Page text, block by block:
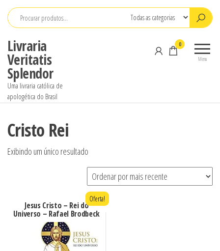
Pular
para
conteúdo
Livraria
Veritatis
Splendor
Uma livraria católica de
apologética do Brasil
Menu
0
Cristo Rei
Exibindo um único resultado
Jesus Cristo – Rei do
Universo – Rafael Brodbeck
Oferta!